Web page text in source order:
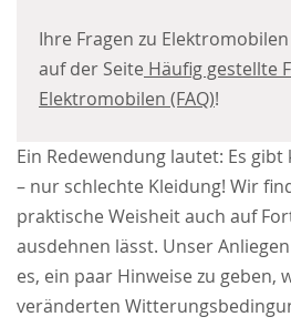
Ihre Fragen zu
auf der Seite Häufig gestellte
Elektromobilen (FAQ)!
Ein Redewendung lautet: Es
– nur schlechte Kleidung! Wir
praktische Weisheit auch auf
ausdehnen lässt. Unser
es, ein paar Hinweise zu geben,
veränderten